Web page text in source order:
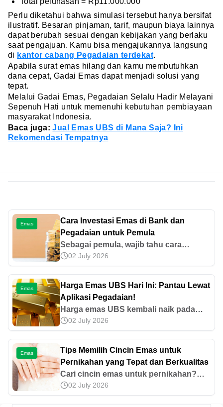
Perlu diketahui bahwa simulasi tersebut hanya bersifat
ilustratif. Besaran pinjaman, tarif, maupun biaya lainnya
dapat berubah sesuai dengan kebijakan yang berlaku
saat pengajuan. Kamu bisa mengajukannya langsung
di kantor cabang Pegadaian terdekat.
Apabila surat emas hilang dan kamu membutuhkan
dana cepat, Gadai Emas dapat menjadi solusi yang
tepat.
Melalui Gadai Emas, Pegadaian Selalu Hadir Melayani
Sepenuh Hati untuk memenuhi kebutuhan pembiayaan
masyarakat Indonesia.
Baca juga:Jual Emas UBS di Mana Saja? Ini
Rekomendasi Tempatnya
Emas
Cara Investasi Emas di Bank dan
Pegadaian untuk Pemula
Sebagai pemula, wajib tahu cara
investasi emas di bank dan Pegadaian.
Prosesnya cepat, mudah, dan juga
aman. Berikut informasi dan tipsnya.
02 July 2026
Emas
Harga Emas UBS Hari Ini: Pantau Lewat
Aplikasi Pegadaian!
Harga emas UBS kembali naik pada
April 2026. Cek harga mulai 0,5 gram
hingga 500 gram serta faktor kenaikan
harga dan cara cek real time di
Pegadaian.
02 July 2026
Emas
Tips Memilih Cincin Emas untuk
Pernikahan yang Tepat dan Berkualitas
Cari cincin emas untuk pernikahan?
Temukan panduan memilih cincin emas
yang cocok, elegan, dan awet dipakai
02 July 2026